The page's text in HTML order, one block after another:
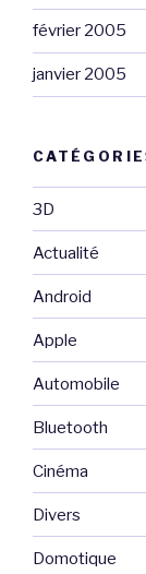
février 2005
janvier 2005
3D
Actualité
Android
Apple
Automobile
Bluetooth
Cinéma
Divers
Domotique